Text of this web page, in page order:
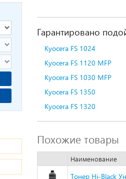
Гарантировано
Kyocera FS 1024
Kyocera FS 1120 MFP
Kyocera FS 1030 MFP
Kyocera FS 1350
Kyocera FS 1320
Похожие товары
Наименование
Тонер Hi-Black